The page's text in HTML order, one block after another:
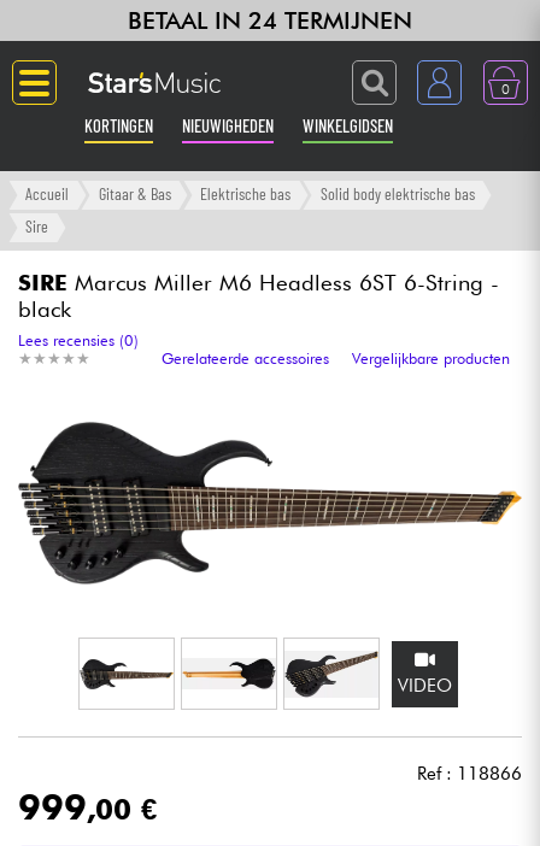
BETAAL IN 24 TERMIJNEN
0
KORTINGEN NIEUWIGHEDEN WINKELGIDSEN
Langue
Synths & samplers
Home-studio
Hoofdtelefoon
DJ
Licht
Accueil Gitaar & Bas Elektrische bas
Solid body elektrische bas
Sire
SIRE Marcus Miller M6 Headless 6ST 6-String -
black
★ ★ ★ ★ ★
★ ★ ★ ★ ★
Lees recensies (0)
Gerelateerde accessoires
Vergelijkbare producten
VIDEO
Ref : 118866
999,00 €